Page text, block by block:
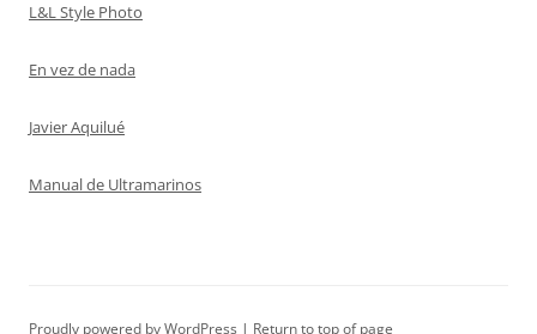
L&L Style Photo
En vez de nada
Javier Aquilué
Manual de Ultramarinos
Proudly powered by WordPress Return to top of page